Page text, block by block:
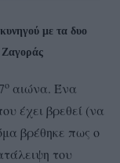
με τα δυο
Ζαγοράς
ο αιώνα. Ένα
έχει βρεθεί (να
βρέθηκε πως ο
του